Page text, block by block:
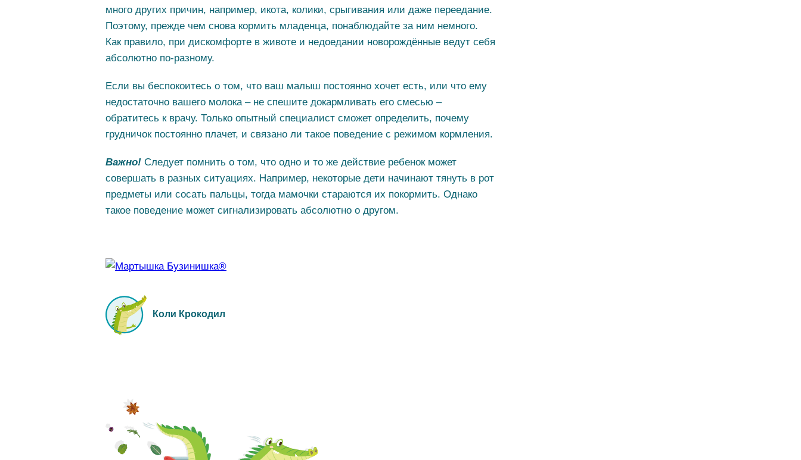
много других причин, например, икота, колики, срыгивания или даже переедание.
Поэтому, прежде чем снова кормить младенца, понаблюдайте за ним немного.
Как правило, при дискомфорте в животе и недоедании новорождённые ведут себя
абсолютно по-разному.
Если вы беспокоитесь о том, что ваш малыш постоянно хочет есть, или что ему
недостаточно вашего молока – не спешите докармливать его смесью –
обратитесь к врачу. Только опытный специалист сможет определить, почему
грудничок постоянно плачет, и связано ли такое поведение с режимом кормления.
Важно! Следует помнить о том, что одно и то же действие ребенок может
совершать в разных ситуациях. Например, некоторые дети начинают тянуть в рот
предметы или сосать пальцы, тогда мамочки стараются их покормить. Однако
такое поведение может сигнализировать абсолютно о другом.
Коли Крокодил